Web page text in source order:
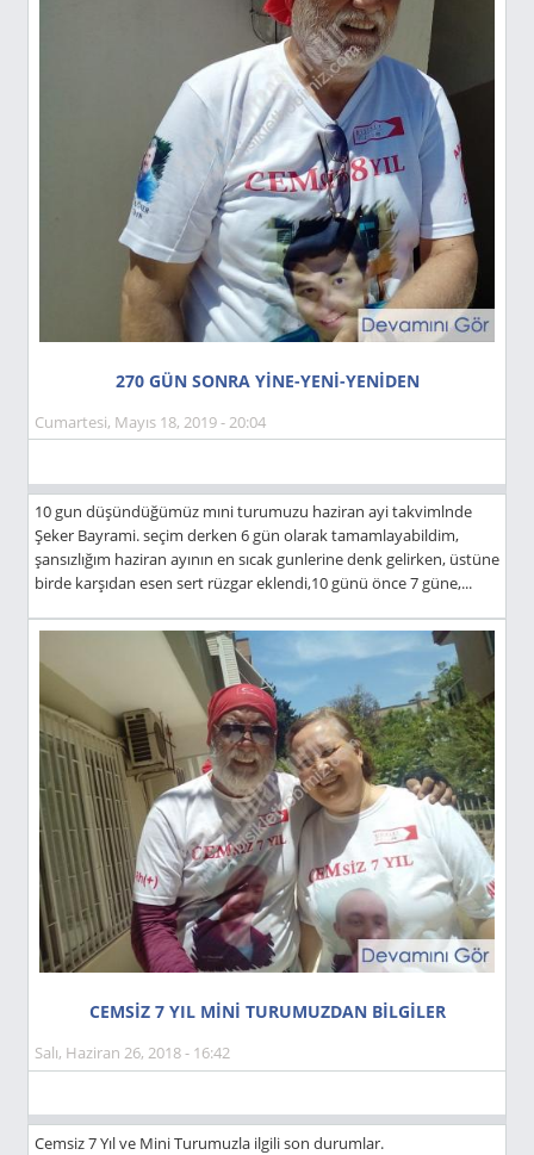
270 GÜN SONRA YİNE-YENİ-YENİDEN
Cumartesi, Mayıs 18, 2019 - 20:04
10 gun düşündüğümüz mıni turumuzu haziran ayi takvimlnde
Şeker Bayrami. seçim derken 6 gün olarak tamamlayabildim,
şansızlığım haziran ayının en sıcak gunlerine denk gelirken, üstüne
birde karşıdan esen sert rüzgar eklendi,10 günü önce 7 güne,...
CEMSİZ 7 YIL MİNİ TURUMUZDAN BİLGİLER
Salı, Haziran 26, 2018 - 16:42
Cemsiz 7 Yıl ve Mini Turumuzla ilgili son durumlar.